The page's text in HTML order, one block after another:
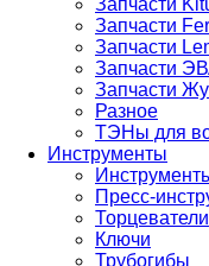
Запчасти
Запчасти
Запчасти
Запчасти
Запчасти
Разное
ТЭНы для
Инструменты
Пресс-
Торцеватели
Ключи
Трубогибы